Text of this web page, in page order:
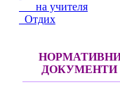
на учителя
Отдих
ДОКУМЕНТИ